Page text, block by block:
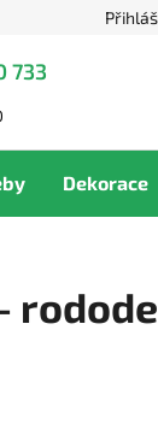
733
Dekorace